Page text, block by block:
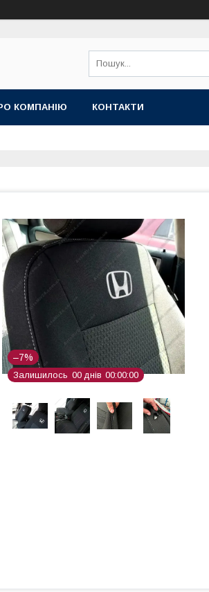
КОМПАНІЮ КОНТАКТИ
–7%
Залишилось 00 днів 00 00 00